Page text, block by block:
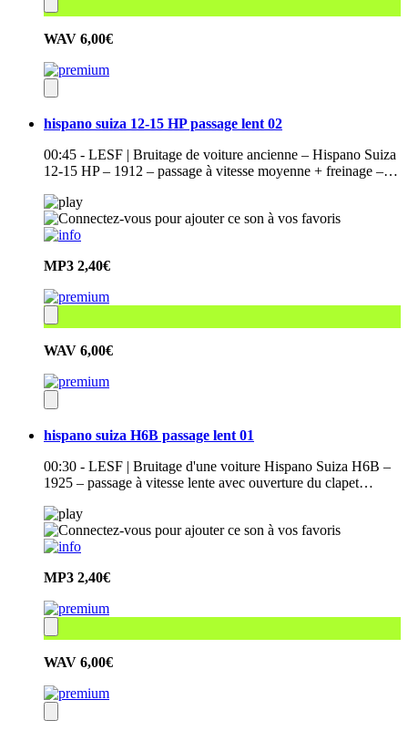
WAV 6,00€
hispano suiza 12-15 HP passage lent 02
00:45 - LESF | Bruitage de voiture ancienne – Hispano Suiza
12-15 HP – 1912 – passage à vitesse moyenne + freinage –…
MP3 2,40€
WAV 6,00€
hispano suiza H6B passage lent 01
00:30 - LESF | Bruitage d'une voiture Hispano Suiza H6B –
1925 – passage à vitesse lente avec ouverture du clapet…
MP3 2,40€
WAV 6,00€